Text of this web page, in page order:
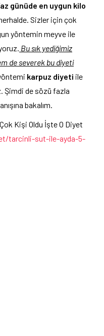
günüde en uygun kilo
Sizler için çok
yöntemin meyve ile
Bu sık yediğimiz
de severek bu diyeti
karpuz diyeti ile
Şimdi de sözü fazla
bakalım.
Kişi Oldu İşte O Diyet
tarcinli-sut-ile-ayda-5-